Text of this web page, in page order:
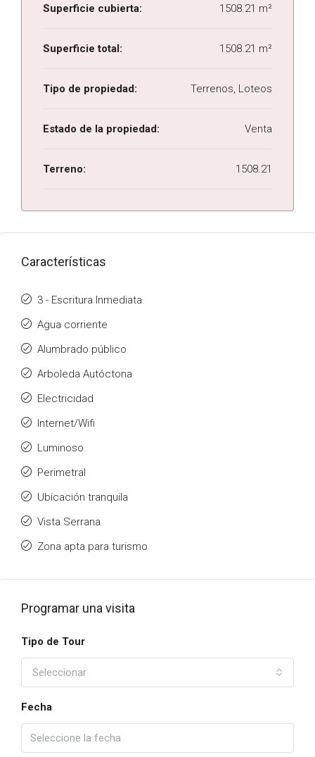
Superficie cubierta: 1508.21 m²
Superficie total: 1508.21 m²
Tipo de propiedad: Terrenos, Loteos
Estado de la propiedad: Venta
Terreno: 1508.21
Características
3 - Escritura Inmediata
Agua corriente
Alumbrado público
Arboleda Autóctona
Electricidad
Internet/Wifi
Luminoso
Perimetral
Ubicación tranquila
Vista Serrana
Zona apta para turismo
Programar una visita
Tipo de Tour
Seleccionar
Fecha